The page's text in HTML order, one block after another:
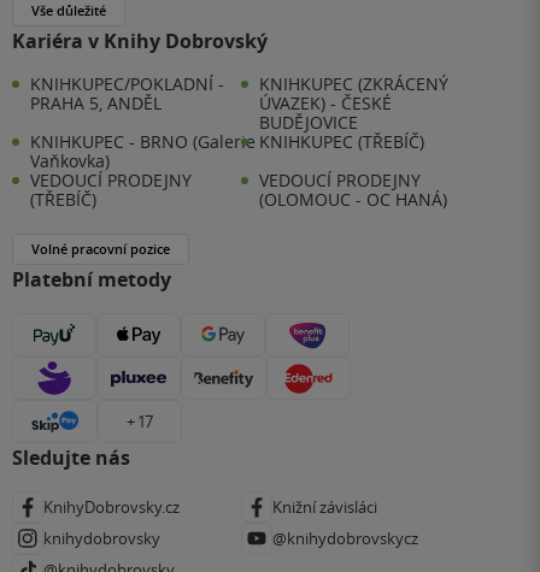
Vše důležité
Kariéra v Knihy Dobrovský
KNIHKUPEC/POKLADNÍ -
PRAHA 5, ANDĚL
KNIHKUPEC (ZKRÁCENÝ
ÚVAZEK) - ČESKÉ
BUDĚJOVICE
KNIHKUPEC - BRNO (Galerie
Vaňkovka)
KNIHKUPEC (TŘEBÍČ)
VEDOUCÍ PRODEJNY
(TŘEBÍČ)
VEDOUCÍ PRODEJNY
(OLOMOUC - OC HANÁ)
Volné pracovní pozice
Platební metody
+ 17
Sledujte nás
KnihyDobrovsky.cz
Knižní závisláci
knihydobrovsky
@knihydobrovskycz